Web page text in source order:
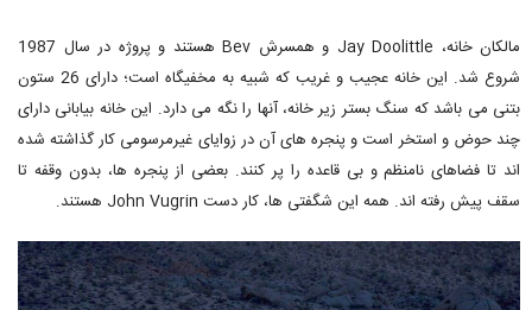
مالکان خانه، Jay Doolittle و همسرش Bev هستند و پروژه در سال 1987
شروع شد. این خانه عجیب و غریب که شبیه به مخفیگاه است؛ دارای 26 ستون
بتنی می باشد که سنگ بستر زیر خانه، آنها را نگه می دارد. این خانه بیابانی دارای
چند حوض و استخر است و پنجره های آن در زوایای غیرمرسومی کار گذاشته شده
اند تا فضاهای نامنظم و بی قاعده را پر کنند. بعضی از پنجره ها، بدون وقفه تا
سقف پیش رفته اند. همه این شگفتی ها، کار دست John Vugrin هستند.